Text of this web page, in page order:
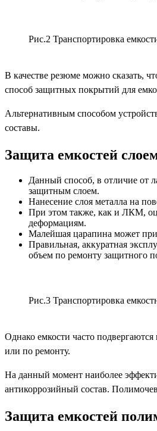
Рис.2 Транспортировка
В качестве резюме можно сказать,
способ защитных покрытий для
Альтернативным способом
составы.
Защита емкостей
Данный способ, в отличие от
защитным слоем.
Нанесение слоя металла на
При этом также, как и ЛКМ,
деформациям.
Малейшая царапина может
Правильная, аккуратная
объем по ремонту защитного
Рис.3 Транспортировка
Однако емкости часто
или по ремонту.
На данный момент наиболее
антикоррозийный состав.
Защита емкостей